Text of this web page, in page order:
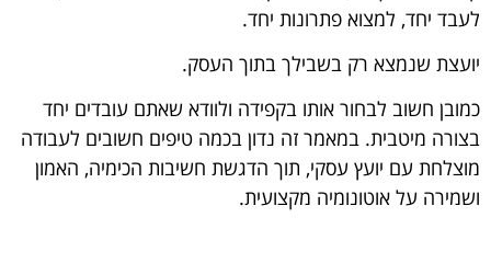
לעבד יחד, למצוא פתרונות יחד.
יועצת שנמצא רק בשבילך בתוך העסק.
כמובן חשוב לבחור אותו בקפידה ולוודא שאתם עובדים יחד
בצורה מיטבית. במאמר זה נדון בכמה טיפים חשובים לעבודה
מוצלחת עם יועץ עסקי, תוך הדגשת חשיבות הכימיה, האמון
ושמירה על אוטונומיה מקצועית.